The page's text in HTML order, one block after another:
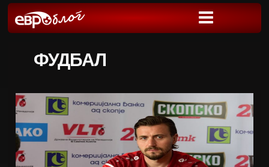
ФУДБАЛ